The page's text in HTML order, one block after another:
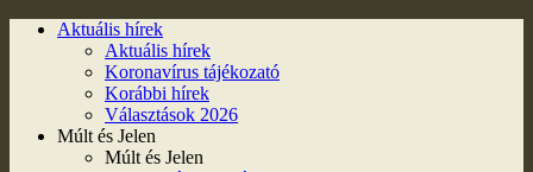
Aktuális hírek
Aktuális hírek
Koronavírus tájékozató
Korábbi hírek
Választások 2026
Múlt és Jelen
Múlt és Jelen